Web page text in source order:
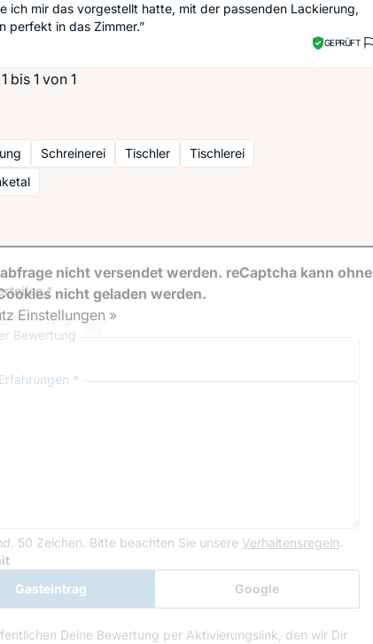
ich mir das vorgestellt hatte, mit der passenden Lackierung,
perfekt in das Zimmer.”
GEPRÜFT
bis 1 von 1
Schreinerei Tischler Tischlerei
*
Bewertung
*
50 Zeichen. Bitte beachten Sie unsere Verhaltensregeln.
Gasteintrag
Google
Anmeldung
Deine Bewertung per Aktivierungslink, den wir Dir
nicht versendet werden. reCaptcha kann ohne
nicht geladen werden.
Einstellungen »